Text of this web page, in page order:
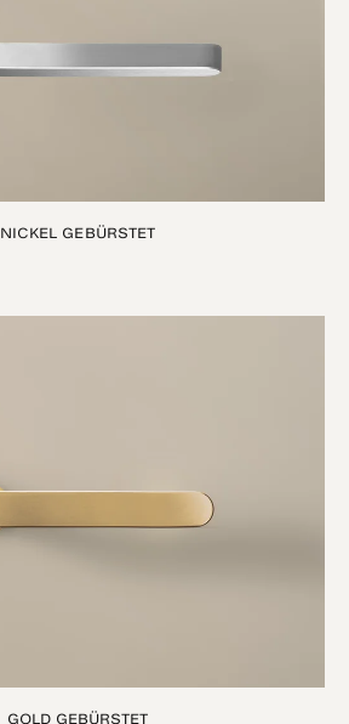
NICKEL GEBÜRSTET
GOLD GEBÜRSTET